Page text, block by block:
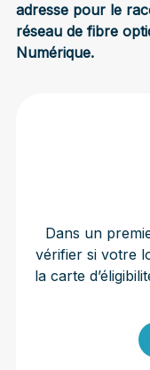
adresse pour le
réseau de fibre
Numérique.
Dans un
vérifier si votre
la carte